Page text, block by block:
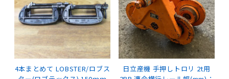
4本まとめて LOBSTER/ロブス
日立産機 手押しトロリ 2t用